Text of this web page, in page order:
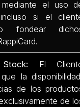
el uso
si el
fondear
Stock: El
la
de los
de